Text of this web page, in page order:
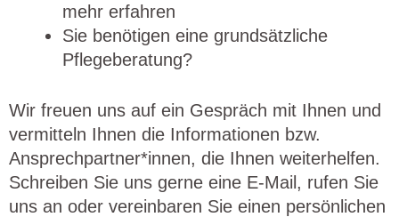
mehr erfahren
Sie benötigen eine grundsätzliche
Pflegeberatung?
Wir freuen uns auf ein Gespräch mit Ihnen und
vermitteln Ihnen die Informationen bzw.
Ansprechpartner*innen, die Ihnen weiterhelfen.
Schreiben Sie uns gerne eine E-Mail, rufen Sie
uns an oder vereinbaren Sie einen persönlichen